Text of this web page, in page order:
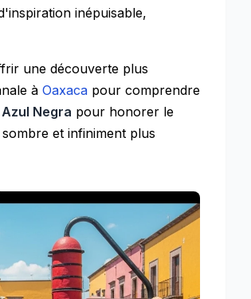
inépuisable,
une découverte plus
à Oaxaca pour comprendre
Negra pour honorer le
et infiniment plus